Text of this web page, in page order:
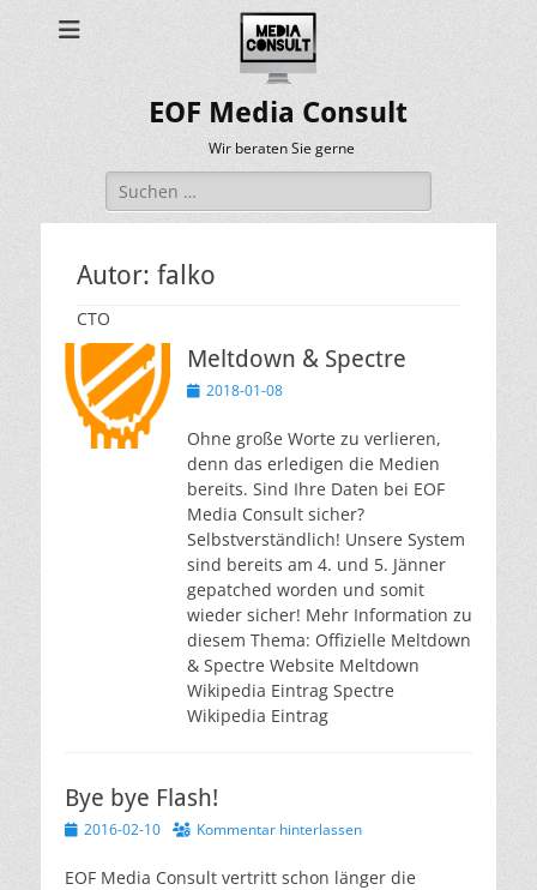
EOF Media Consult
Wir beraten Sie gerne
Suchen
nach:
Autor: falko
CTO
Meltdown & Spectre
Veröffentlicht
2018-01-08
Ohne große Worte zu verlieren,
denn das erledigen die Medien
bereits. Sind Ihre Daten bei EOF
Media Consult sicher?
Selbstverständlich! Unsere System
sind bereits am 4. und 5. Jänner
gepatched worden und somit
wieder sicher! Mehr Information zu
diesem Thema: Offizielle Meltdown
& Spectre Website Meltdown
Wikipedia Eintrag Spectre
Wikipedia Eintrag
Bye bye Flash!
Veröffentlicht
2016-02-10 Kommentar hinterlassen
EOF Media Consult vertritt schon länger die